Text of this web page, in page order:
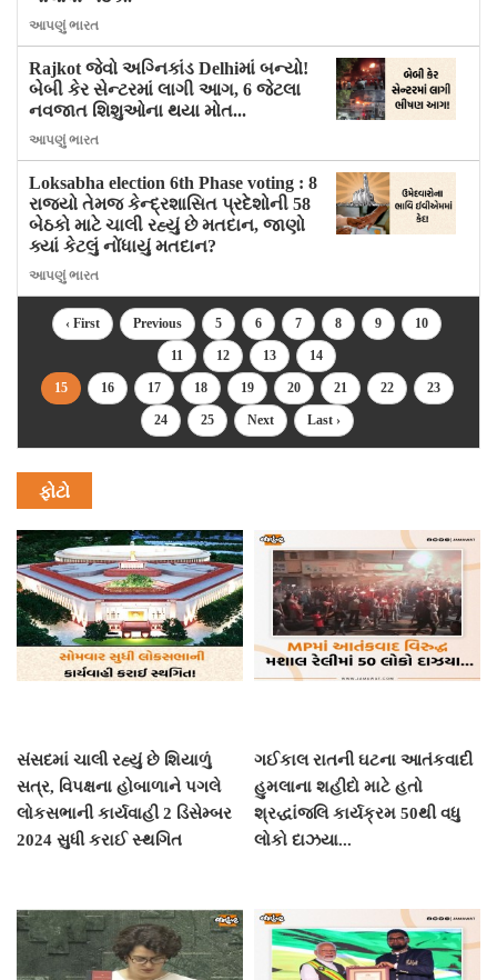
આપણું ભારત
Rajkot જેવો અગ્નિકાંડ Delhiમાં બન્યો!
બેબી કેર સેન્ટરમાં લાગી આગ, 6 જેટલા
નવજાત શિશુઓના થયા મોત...
આપણું ભારત
Loksabha election 6th Phase voting : 8
રાજ્યો તેમજ કેન્દ્રશાસિત પ્રદેશોની 58
બેઠકો માટે ચાલી રહ્યું છે મતદાન, જાણો
ક્યાં કેટલું નોંધાયું મતદાન?
આપણું ભારત
‹ First Previous 5 6 7 8 9 10
11 12 13 14
15 16 17 18 19 20 21 22 23
24 25 Next Last ›
ફોટો
સંસદમાં ચાલી રહ્યું છે શિયાળું
સત્ર, વિપક્ષના હોબાળાને પગલે
લોકસભાની કાર્યવાહી 2 ડિસેમ્બર
2024 સુધી કરાઈ સ્થગિત
ગઈકાલ રાતની ઘટના આતંકવાદી
હુમલાના શહીદો માટે હતો
શ્રદ્ધાંજલિ કાર્યક્રમ 50થી વધુ
લોકો દાઝયા...